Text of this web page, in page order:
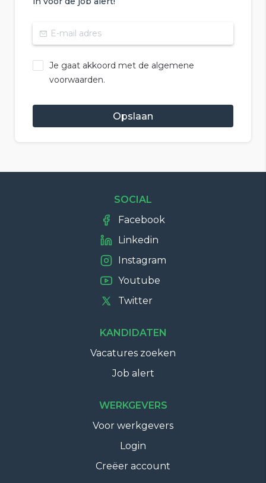
Je gaat akkoord met de algemene
voorwaarden.
Opslaan
SOCIAL
Facebook
Linkedin
Instagram
Youtube
Twitter
KANDIDATEN
Vacatures zoeken
Job alert
WERKGEVERS
Voor werkgevers
Login
Creëer account